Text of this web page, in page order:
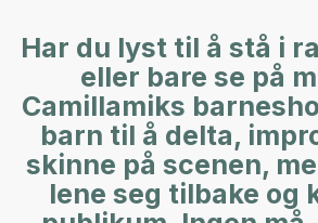
Har du lyst til å stå i
eller bare se på
Camillamiks
barn til å delta,
skinne på scenen,
lene seg tilbake og